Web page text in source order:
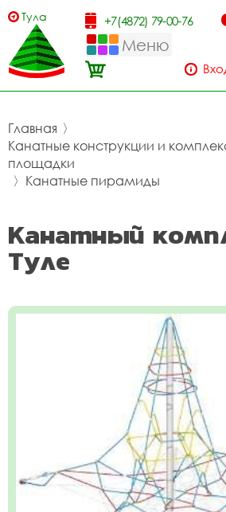
Тула +7(4872) 79-00-76
Меню
Главная 〉
Канатные конструкции и
площадки
〉 Канатные пирамиды
Канатный
Туле